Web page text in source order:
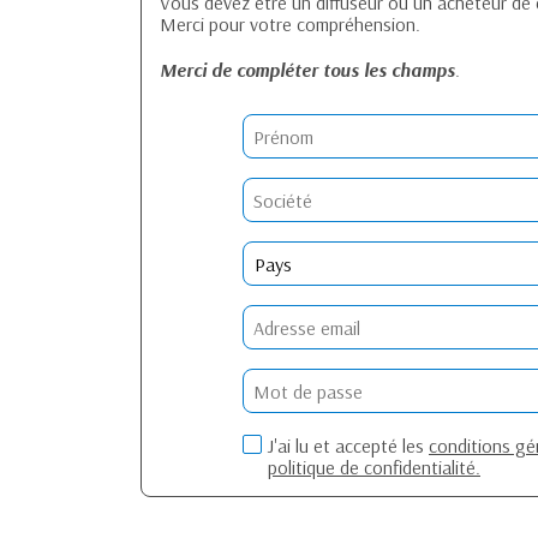
Merci pour votre compréhension.
Merci de compléter tous les champs.
J'ai lu et accepté les conditions
politique de confidentialité.